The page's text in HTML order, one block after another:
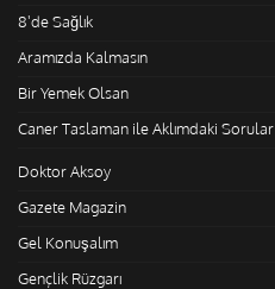
8'de Sağlık
Aramızda Kalmasın
Bir Yemek Olsan
Caner Taslaman ile Aklımdaki Sorular
Doktor Aksoy
Gazete Magazin
Gel Konuşalım
Gençlik Rüzgarı